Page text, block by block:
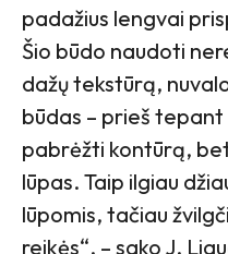
padažius lengvai
Šio būdo naudoti
dažų tekstūrą,
būdas – prieš
pabrėžti kontūrą,
lūpas. Taip ilgiau
lūpomis, tačiau
reikės“, – sako J.